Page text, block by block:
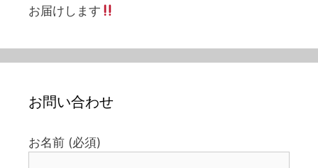
お届けします
お問い合わせ
お名前 (必須)